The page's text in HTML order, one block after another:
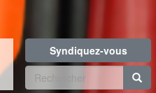
Syndiquez-vous
Formulaire